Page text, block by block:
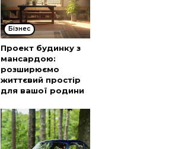
Бізнес
Проект будинку з
мансардою:
розширюємо
життєвий простір
для вашої родини